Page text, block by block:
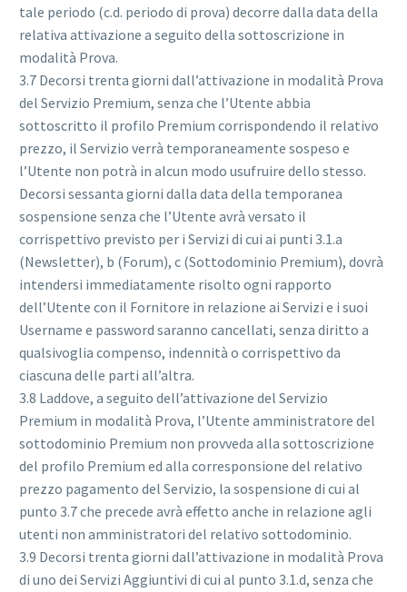
tale periodo (c.d. periodo di prova) decorre dalla data della
relativa attivazione a seguito della sottoscrizione in
modalità Prova.
3.7 Decorsi trenta giorni dall’attivazione in modalità Prova
del Servizio Premium, senza che l’Utente abbia
sottoscritto il profilo Premium corrispondendo il relativo
prezzo, il Servizio verrà temporaneamente sospeso e
l’Utente non potrà in alcun modo usufruire dello stesso.
Decorsi sessanta giorni dalla data della temporanea
sospensione senza che l’Utente avrà versato il
corrispettivo previsto per i Servizi di cui ai punti 3.1.a
(Newsletter), b (Forum), c (Sottodominio Premium), dovrà
intendersi immediatamente risolto ogni rapporto
dell’Utente con il Fornitore in relazione ai Servizi e i suoi
Username e password saranno cancellati, senza diritto a
qualsivoglia compenso, indennità o corrispettivo da
ciascuna delle parti all’altra.
3.8 Laddove, a seguito dell’attivazione del Servizio
Premium in modalità Prova, l’Utente amministratore del
sottodominio Premium non provveda alla sottoscrizione
del profilo Premium ed alla corresponsione del relativo
prezzo pagamento del Servizio, la sospensione di cui al
punto 3.7 che precede avrà effetto anche in relazione agli
utenti non amministratori del relativo sottodominio.
3.9 Decorsi trenta giorni dall’attivazione in modalità Prova
di uno dei Servizi Aggiuntivi di cui al punto 3.1.d, senza che